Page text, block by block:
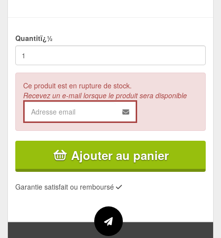
Quantitï¿½
Ce produit est en rupture de stock.
Recevez un e-mail lorsque le produit sera disponible
Ajouter au panier
Garantie satisfait ou remboursé